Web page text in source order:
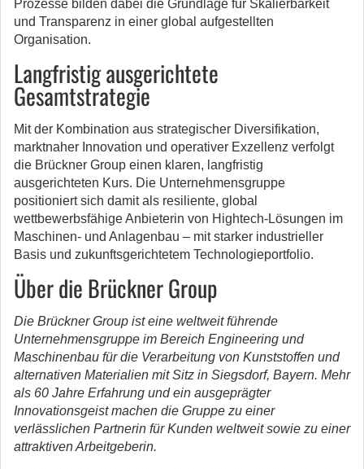
Prozesse bilden dabei die Grundlage für Skalierbarkeit
und Transparenz in einer global aufgestellten
Organisation.
Langfristig ausgerichtete
Gesamtstrategie
Mit der Kombination aus strategischer Diversifikation,
marktnaher Innovation und operativer Exzellenz verfolgt
die Brückner Group einen klaren, langfristig
ausgerichteten Kurs. Die Unternehmensgruppe
positioniert sich damit als resiliente, global
wettbewerbsfähige Anbieterin von Hightech-Lösungen im
Maschinen- und Anlagenbau – mit starker industrieller
Basis und zukunftsgerichtetem Technologieportfolio.
Über die Brückner Group
Die Brückner Group ist eine weltweit führende
Unternehmensgruppe im Bereich Engineering und
Maschinenbau für die Verarbeitung von Kunststoffen und
alternativen Materialien mit Sitz in Siegsdorf, Bayern. Mehr
als 60 Jahre Erfahrung und ein ausgeprägter
Innovationsgeist machen die Gruppe zu einer
verlässlichen Partnerin für Kunden weltweit sowie zu einer
attraktiven Arbeitgeberin.